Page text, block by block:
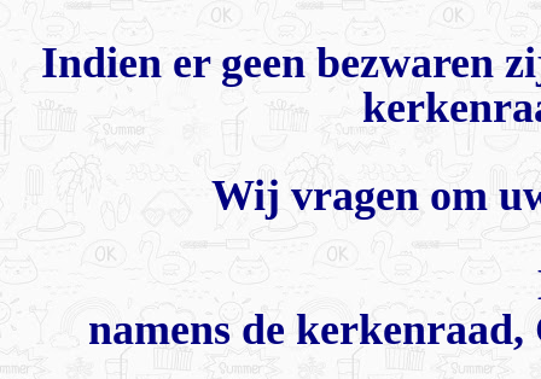
Indien er geen bezwaren
Wij vragen om
namens de